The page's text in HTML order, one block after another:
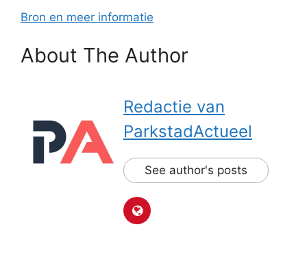
Bron en meer informatie
About The Author
Redactie van
ParkstadActueel
See author's posts